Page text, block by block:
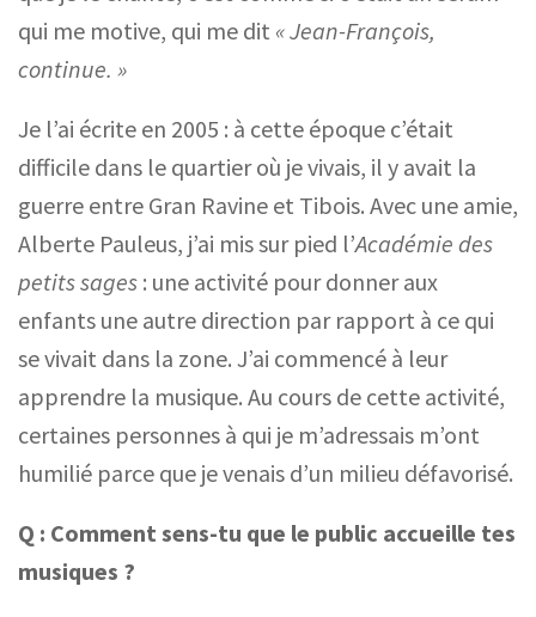
qui me motive, qui me dit « Jean-François,
continue. »
Je l’ai écrite en 2005 : à cette époque c’était
difficile dans le quartier où je vivais, il y avait la
guerre entre Gran Ravine et Tibois. Avec une amie,
Alberte Pauleus, j’ai mis sur pied l’Académie des
petits sages : une activité pour donner aux
enfants une autre direction par rapport à ce qui
se vivait dans la zone. J’ai commencé à leur
apprendre la musique. Au cours de cette activité,
certaines personnes à qui je m’adressais m’ont
humilié parce que je venais d’un milieu défavorisé.
Q : Comment sens-tu que le public accueille tes
musiques ?